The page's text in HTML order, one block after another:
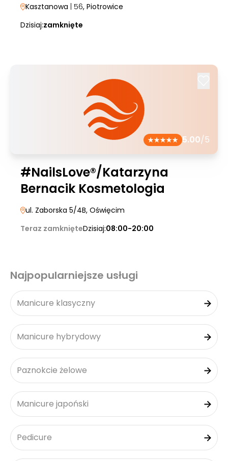
Kasztanowa | 56, Piotrowice
Dzisiaj:zamknięte
5.00/5
#NailsLove®/Katarzyna
Bernacik Kosmetologia
ul. Zaborska 5/4B, Oświęcim
Teraz zamknięteDzisiaj:08:00-20:00
Najpopularniejsze usługi
Manicure klasyczny
Manicure hybrydowy
Paznokcie żelowe
Manicure japoński
Pedicure